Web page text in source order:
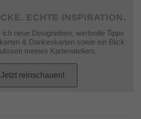
ECHTE INSPIRATION.
neue Designideen, wertvolle Tipps
& Dankeskarten sowie ein Blick
meines Kartenateliers.
Jetzt reinschauen!